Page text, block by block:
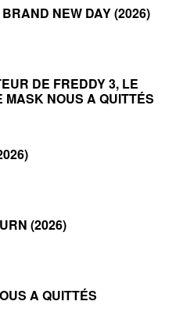
NEW DAY (2026)
DE FREDDY 3, LE
MASK NOUS A QUITTÉS
(2026)
A QUITTÉS